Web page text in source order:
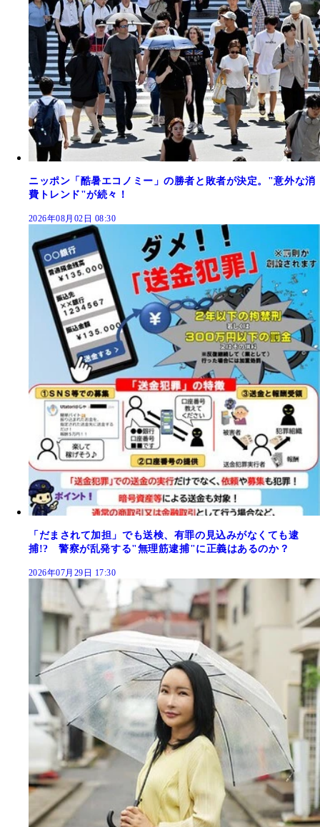
ニッポン「酷暑エコノミー」の勝者と敗者が決定。"意外な消
費トレンド"が続々！
2026年08月02日 08:30
「だまされて加担」でも送検、有罪の見込みがなくても逮
捕!? 警察が乱発する"無理筋逮捕"に正義はあるのか？
2026年07月29日 17:30